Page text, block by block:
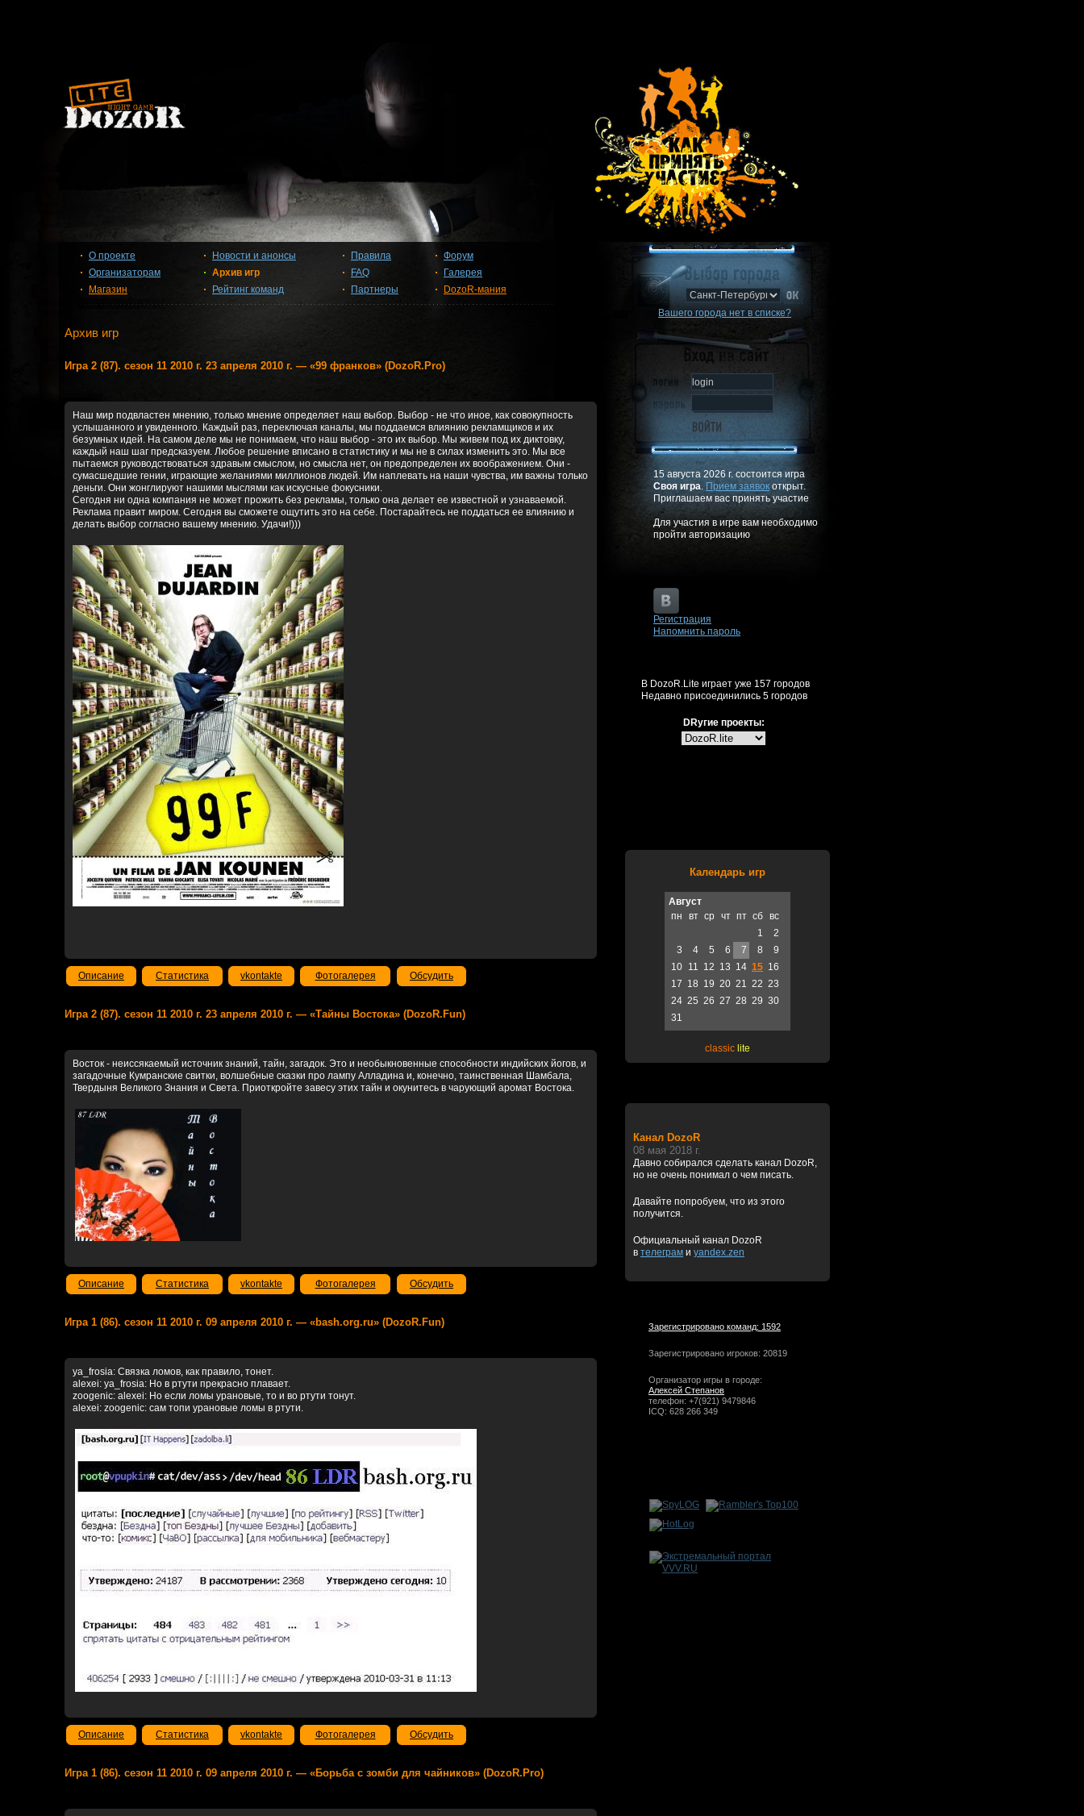
О проекте
Организаторам
Магазин
Новости и анонсы
Архив игр
Рейтинг команд
Правила
FAQ
Партнеры
Форум
Галерея
DozoR-мания
Архив игр
Игра 2 (87). сезон 11 2010 г. 23 апреля 2010 г. — «99 франков» (DozoR.Pro)
Наш мир подвластен мнению, только мнение определяет наш выбор. Выбор - не что иное, как совокупность
услышанного и увиденного. Каждый раз, переключая каналы, мы поддаемся влиянию рекламщиков и их
безумных идей. На самом деле мы не понимаем, что наш выбор - это их выбор. Мы живем под их диктовку,
каждый наш шаг предсказуем. Любое решение вписано в статистику и мы не в силах изменить это. Мы все
пытаемся руководствоваться здравым смыслом, но смысла нет, он предопределен их воображением. Они -
сумасшедшие гении, играющие желаниями миллионов людей. Им наплевать на наши чувства, им важны только
деньги. Они жонглируют нашими мыслями как искусные фокусники.
Сегодня ни одна компания не может прожить без рекламы, только она делает ее известной и узнаваемой.
Реклама правит миром. Сегодня вы сможете ощутить это на себе. Постарайтесь не поддаться ее влиянию и
делать выбор согласно вашему мнению. Удачи!)))
Описание Статистика vkontakte Фотогалерея Обсудить
Игра 2 (87). сезон 11 2010 г. 23 апреля 2010 г. — «Тайны Востока» (DozoR.Fun)
Восток - неиссякаемый источник знаний, тайн, загадок. Это и необыкновенные способности индийских йогов, и
загадочные Кумранские свитки, волшебные сказки про лампу Алладина и, конечно, таинственная Шамбала,
Твердыня Великого Знания и Света. Приоткройте завесу этих тайн и окунитесь в чарующий аромат Востока.
Описание Статистика vkontakte Фотогалерея Обсудить
Игра 1 (86). сезон 11 2010 г. 09 апреля 2010 г. — «bash.org.ru» (DozoR.Fun)
ya_frosia: Связка ломов, как правило, тонет.
alexei: ya_frosia: Но в ртути прекрасно плавает.
zoogenic: alexei: Но если ломы урановые, то и во ртути тонут.
alexei: zoogenic: сам топи урановые ломы в ртути.
Описание Статистика vkontakte Фотогалерея Обсудить
Игра 1 (86). сезон 11 2010 г. 09 апреля 2010 г. — «Борьба с зомби для чайников» (DozoR.Pro)
Вашего города нет в списке?
15 августа 2026 г. состоится игра
Своя игра. Прием заявок открыт.
Приглашаем вас принять участие
Для участия в игре вам необходимо
пройти авторизацию
Регистрация
Напомнить пароль
В DozoR.Lite играет уже 157 городов
Недавно присоединились 5 городов
DRугие проекты:
Календарь игр
Август
пн
вт ср чт пт сб вс
1
2
3
4 5 6 7 8
9
10 11 12 13 14 15 16
17 18 19 20 21 22 23
24 25 26 27 28 29 30
31
classic lite
Канал DozoR
08 мая 2018 г.
Давно собирался сделать канал DozoR,
но не очень понимал о чем писать.
Давайте попробуем, что из этого
получится.
Официальный канал DozoR
в телеграм и yandex.zen
Зарегистрировано команд: 1592
Зарегистрировано игроков: 20819
Организатор игры в городе:
Алексей Степанов
телефон: +7(921) 9479846
ICQ: 628 266 349